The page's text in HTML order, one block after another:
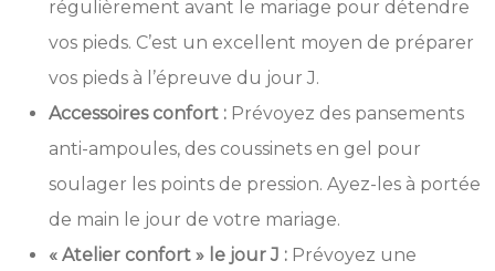
régulièrement avant le mariage pour détendre
vos pieds. C’est un excellent moyen de préparer
vos pieds à l’épreuve du jour J.
Accessoires confort : Prévoyez des pansements
anti-ampoules, des coussinets en gel pour
soulager les points de pression. Ayez-les à portée
de main le jour de votre mariage.
« Atelier confort » le jour J : Prévoyez une